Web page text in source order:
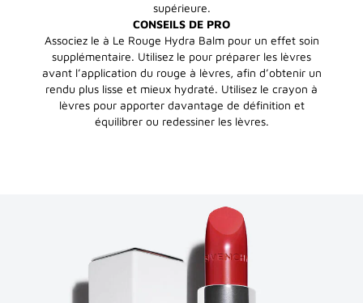
supérieure.
CONSEILS DE PRO
Associez le à Le Rouge Hydra Balm pour un effet soin
supplémentaire. Utilisez le pour préparer les lèvres
avant l’application du rouge à lèvres, afin d’obtenir un
rendu plus lisse et mieux hydraté. Utilisez le crayon à
lèvres pour apporter davantage de définition et
équilibrer ou redessiner les lèvres.